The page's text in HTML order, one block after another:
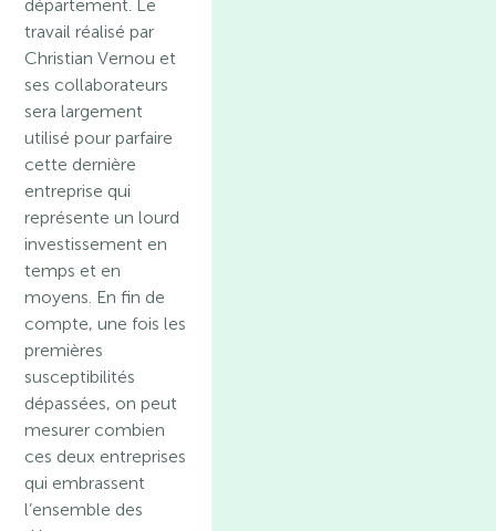
département. Le
travail réalisé par
Christian Vernou et
ses collaborateurs
sera largement
utilisé pour parfaire
cette dernière
entreprise qui
représente un lourd
investissement en
temps et en
moyens. En fin de
compte, une fois les
premières
susceptibilités
dépassées, on peut
mesurer combien
ces deux entreprises
qui embrassent
l’ensemble des